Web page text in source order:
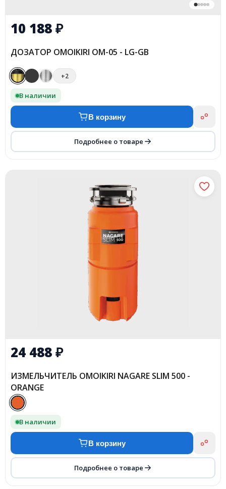
10 188₽
ДОЗАТОР OMOIKIRI OM-05 - LG-GB
+2
В наличии
В корзину
Подробнее о товаре
24 488₽
ИЗМЕЛЬЧИТЕЛЬ OMOIKIRI NAGARE SLIM 500 -
ORANGE
В наличии
В корзину
Подробнее о товаре